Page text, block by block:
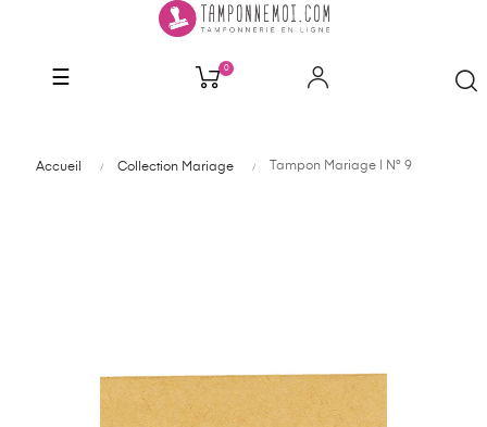
Basculer
☰ 0
Accueil Collection Mariage Tampon Mariage | N° 9